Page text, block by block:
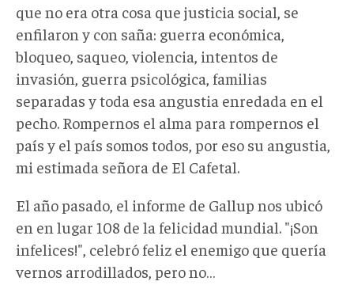
que no era otra cosa que justicia social, se
enfilaron y con saña: guerra económica,
bloqueo, saqueo, violencia, intentos de
invasión, guerra psicológica, familias
separadas y toda esa angustia enredada en el
pecho. Rompernos el alma para rompernos el
país y el país somos todos, por eso su angustia,
mi estimada señora de El Cafetal.
El año pasado, el informe de Gallup nos ubicó
en en lugar 108 de la felicidad mundial. "¡Son
infelices!", celebró feliz el enemigo que quería
vernos arrodillados, pero no…